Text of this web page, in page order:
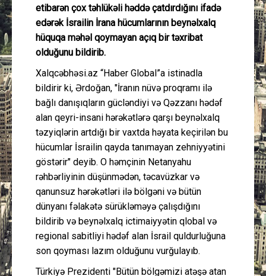
Peşə etikası
Əlaqə
etibarən çox təhlükəli həddə çatdırdığını ifadə
edərək İsrailin İrana hücumlarının beynəlxalq
hüquqa məhəl qoymayan açıq bir təxribat
olduğunu bildirib.
Xalqcəbhəsi.az “Haber Global”a istinadla
bildirir ki, Ərdoğan, "İranın nüvə proqramı ilə
bağlı danışıqların gücləndiyi və Qəzzanı hədəf
alan qeyri-insani hərəkətlərə qarşı beynəlxalq
təzyiqlərin artdığı bir vaxtda həyata keçirilən bu
hücumlar İsrailin qayda tanımayan zehniyyətini
göstərir" deyib. O həmçinin Netanyahu
rəhbərliyinin düşünmədən, təcavüzkar və
qanunsuz hərəkətləri ilə bölgəni və bütün
dünyanı fəlakətə sürükləməyə çalışdığını
bildirib və beynəlxalq ictimaiyyətin qlobal və
regional sabitliyi hədəf alan İsrail quldurluğuna
son qoyması lazım olduğunu vurğulayıb.
Türkiyə Prezidenti "Bütün bölgəmizi atəşə atan